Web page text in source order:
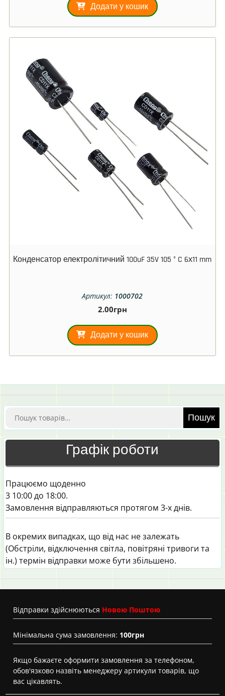
Додати у кошик
Конденсатор електролітичний 100uF 35V 105 ° C 6х11 mm
Артикул: 1000702
2.00грн
Додати у кошик
Шукати: Пошук
Графік роботи
Працюємо щоденно
3 10:00 до 18:00.
Замовлення відправляються протягом 3-х днів.
В окремих випадках, що від нас не залежать
(Обстріли, відключення світла, повітряні тривоги та
ін.) термін відправки може бути збільшено.
Вiдправки здійснюються Новою Поштою
Мінімальна сума замовлення: 100грн
Якщо бажаєте оформити замовлення за телефоном,
обов'язково назвіть менеджеру артикули товарів, що
вас цікавлять.